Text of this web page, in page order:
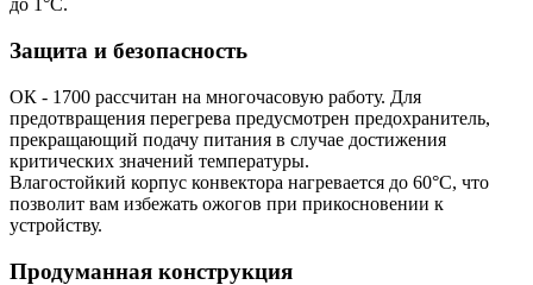
до 1°С.
Защита и безопасность
ОК - 1700 рассчитан на многочасовую работу. Для
предотвращения перегрева предусмотрен предохранитель,
прекращающий подачу питания в случае достижения
критических значений температуры.
Влагостойкий корпус конвектора нагревается до 60°С, что
позволит вам избежать ожогов при прикосновении к
устройству.
Продуманная конструкция